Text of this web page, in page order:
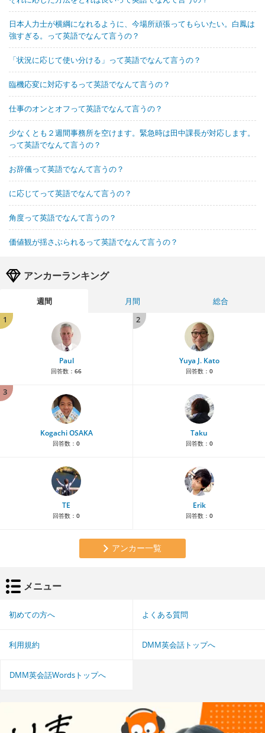
日本人力士が横綱になれるように、今場所頑張ってもらいたい。白鳳は
強すぎる。って英語でなんて言うの？
「状況に応じて使い分ける」って英語でなんて言うの？
臨機応変に対応するって英語でなんて言うの？
仕事のオンとオフって英語でなんて言うの？
少なくとも２週間事務所を空けます。緊急時は田中課長が対応します。
って英語でなんて言うの？
お辞儀って英語でなんて言うの？
に応じてって英語でなんて言うの？
角度って英語でなんて言うの？
価値観が揺さぶられるって英語でなんて言うの？
アンカーランキング
週間 月間
総合
1
Paul
回答数： 66
2
Yuya J. Kato
回答数： 0
3
Kogachi OSAKA
回答数： 0
Taku
回答数： 0
TE
回答数： 0
Erik
回答数： 0
アンカー一覧
メニュー
初めての方へ よくある質問
利用規約 DMM英会話トップへ
DMM英会話Wordsトップへ